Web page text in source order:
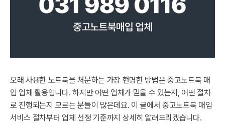
오래 사용한 노트북을 처분하는 가장 현명한 방법은 중고노트북 매
입 업체 활용입니다. 하지만 어떤 업체가 믿을 수 있는지, 어떤 절차
로 진행되는지 모르는 분들이 많은데요. 이 글에서 중고노트북 매입
서비스 절차부터 업체 선정 기준까지 상세히 알려드리겠습니다.